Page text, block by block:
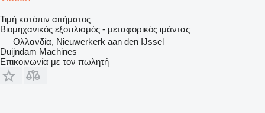
Τιμή κατόπιν αιτήματος
Βιομηχανικός εξοπλισμός - μεταφορικός ιμάντας
Ολλανδία, Nieuwerkerk aan den IJssel
Duijndam Machines
Επικοινωνία με τον πωλητή